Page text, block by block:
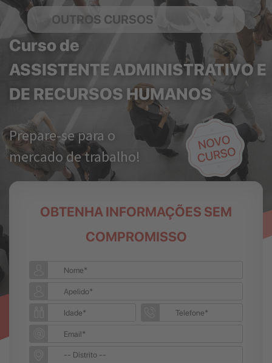
Curso de
ASSISTENTE ADMINISTRATIVO E
DE RECURSOS HUMANOS
Prepare-se para o
mercado de trabalho!
OUTROS CURSOS
OBTENHA INFORMAÇÕES SEM
COMPROMISSO